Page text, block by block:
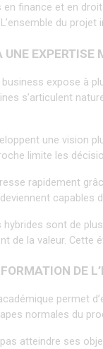
en finance et en
du
UNE EXPERTISE
expose à
s’articulent
une vision
limite les
rapidement
capables
sont de
de la valeur. Cette
DE
permet
normales du
atteindre ses